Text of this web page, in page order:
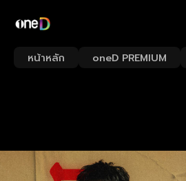
หน้าหลัก oneD PREMIUM